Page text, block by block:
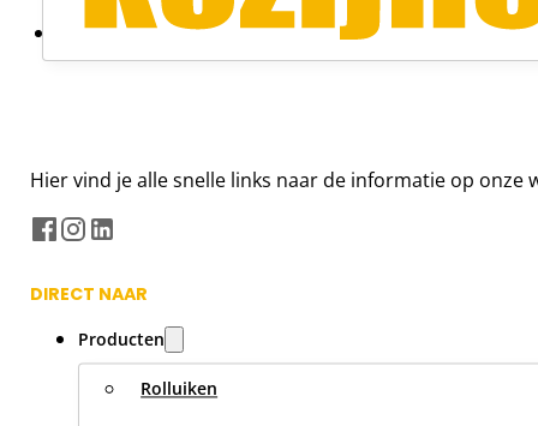
Hier vind je alle snelle links naar de informatie op
DIRECT NAAR
Producten
Rolluiken